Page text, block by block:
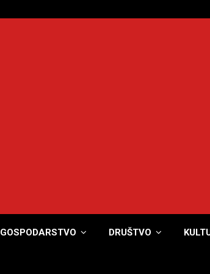
GOSPODARSTVO DRUŠTVO